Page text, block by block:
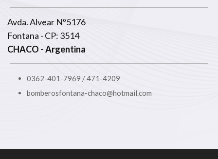
Avda. Alvear Nº5176
Fontana - CP: 3514
CHACO - Argentina
0362-401-7969 / 471-4209
bomberosfontana-chaco@hotmail.com